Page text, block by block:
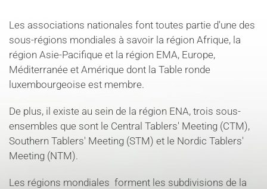
Les associations nationales font toutes partie d'une des
sous-régions mondiales à savoir la région Afrique, la
région Asie-Pacifique et la région EMA, Europe,
Méditerranée et Amérique dont la Table ronde
luxembourgeoise est membre.
De plus, il existe au sein de la région ENA, trois sous-
ensembles que sont le Central Tablers' Meeting (CTM),
Southern Tablers' Meeting (STM) et le Nordic Tablers'
Meeting (NTM).
Les régions mondiales forment les subdivisions de la